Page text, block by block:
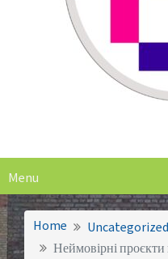
Menu
Home
Uncategorized
Неймовірні